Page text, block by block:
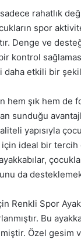
rahatlık
spor
Denge ve
kontrol
daha etkili bir
şık hem de
sunduğu
yapısıyla
ideal bir tercih
da
Renkli Spor
Bu
Özel gesim